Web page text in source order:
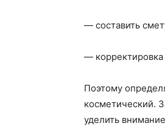
— составить
— корректировка
Поэтому
косметический.
уделить